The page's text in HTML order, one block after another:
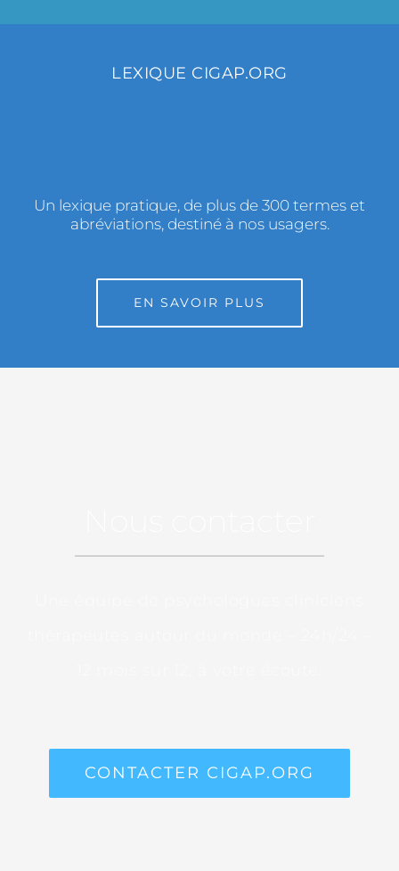
LEXIQUE CIGAP.ORG
Un lexique pratique, de plus de 300 termes et
abréviations, destiné à nos usagers.
EN SAVOIR PLUS
CONTACTER CIGAP.ORG